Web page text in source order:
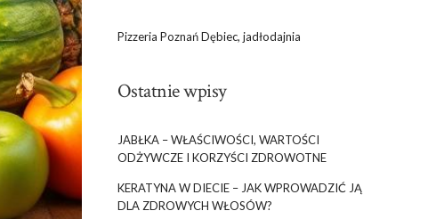
Pizzeria Poznań Dębiec, jadłodajnia
Ostatnie wpisy
JABŁKA – WŁAŚCIWOŚCI, WARTOŚCI
ODŻYWCZE I KORZYŚCI ZDROWOTNE
KERATYNA W DIECIE – JAK WPROWADZIĆ JĄ
DLA ZDROWYCH WŁOSÓW?